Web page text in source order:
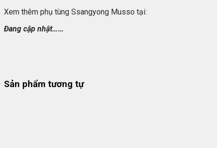
Xem thêm phụ tùng Ssangyong Musso tại:
Đang cập nhật……
Sản phẩm tương tự